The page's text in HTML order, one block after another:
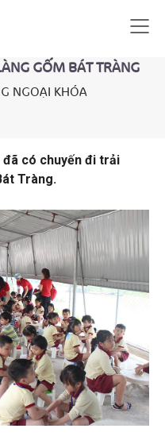
GỐM BÁT TRÀNG
NGOẠI KHÓA
đã có chuyến đi trải
Tràng.